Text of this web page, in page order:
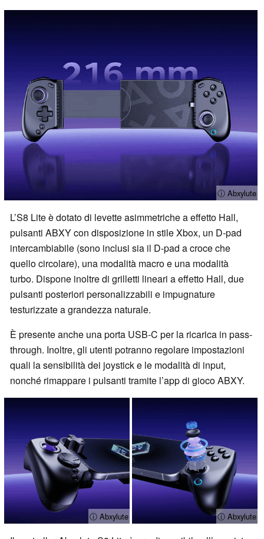
ⓘ Abxylute
L’S8 Lite è dotato di levette asimmetriche a effetto Hall,
pulsanti ABXY con disposizione in stile Xbox, un D-pad
intercambiabile (sono inclusi sia il D-pad a croce che
quello circolare), una modalità macro e una modalità
turbo. Dispone inoltre di grilletti lineari a effetto Hall, due
pulsanti posteriori personalizzabili e impugnature
testurizzate a grandezza naturale.
È presente anche una porta USB-C per la ricarica in pass-
through. Inoltre, gli utenti potranno regolare impostazioni
quali la sensibilità dei joystick e le modalità di input,
nonché rimappare i pulsanti tramite l’app di gioco ABXY.
ⓘ Abxylute ⓘ Abxylute